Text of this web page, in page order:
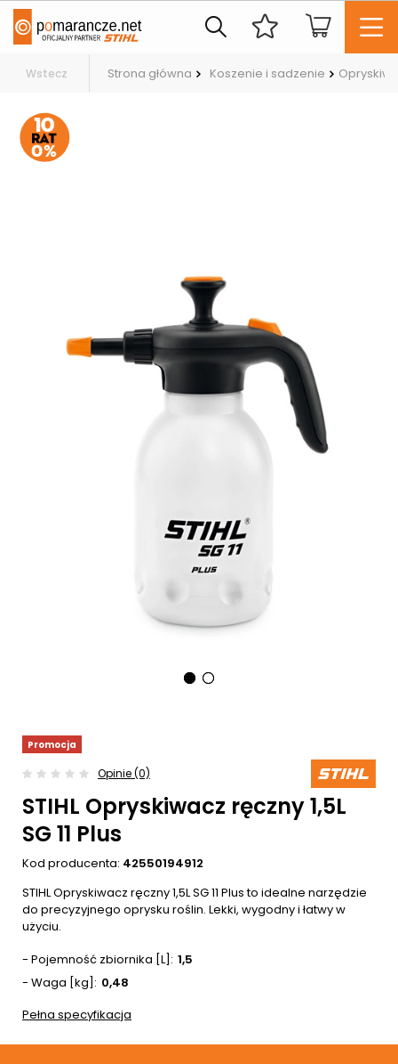
Wstecz Strona główna Koszenie i sadzenie
Promocja
Opinie (0)
STIHL Opryskiwacz ręczny 1,5L
SG 11 Plus
Kod producenta: 42550194912
STIHL Opryskiwacz ręczny 1,5L SG 11 Plus to idealne narzędzie
do precyzyjnego oprysku roślin. Lekki, wygodny i łatwy w
użyciu.
- Pojemność zbiornika [L]
1,5
- Waga [kg]
0,48
Pełna specyfikacja